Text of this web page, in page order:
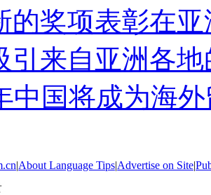
的奖项表彰在
引来自亚洲各
中国将成为海
|About Language Tips|Advertise on Site|